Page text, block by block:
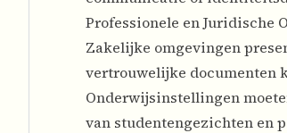
Professionele en Juridische
Zakelijke omgevingen
vertrouwelijke documenten
Onderwijsinstellingen
van studentengezichten en